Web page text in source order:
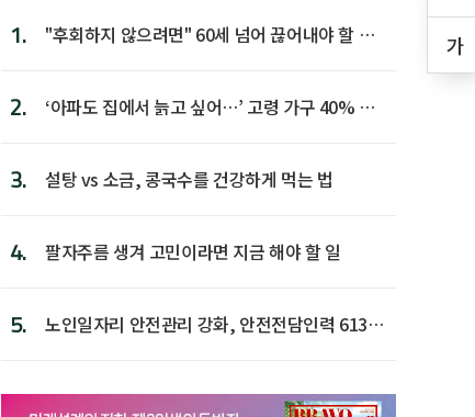
가
1.
"후회하지 않으려면" 60세 넘어 끊어내야 할 사
2.
‘아파도 집에서 늙고 싶어…’ 고령 가구 40% 노
3. 설탕 vs 소금, 콩국수를 건강하게 먹는 법
4. 팔자주름 생겨 고민이라면 지금 해야 할 일
5.
노인일자리 안전관리 강화, 안전전담인력 613명